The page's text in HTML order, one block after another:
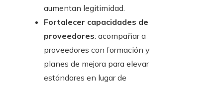
aumentan legitimidad.
Fortalecer capacidades de
proveedores: acompañar a
proveedores con formación y
planes de mejora para elevar
estándares en lugar de